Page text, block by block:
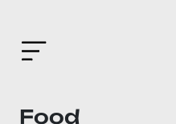
Food